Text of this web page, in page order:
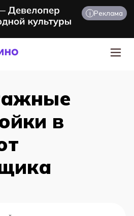
i Реклама
в